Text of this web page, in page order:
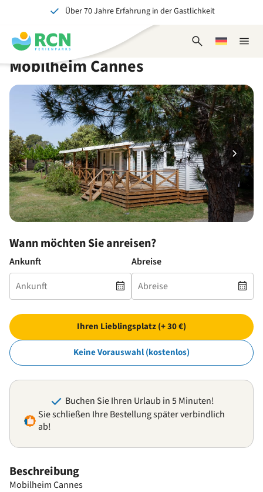
springen
springen
springen
springen
Über 70 Jahre Erfahrung in der Gastlichkeit
Ein tolles Erlebnis für Jung und Alt
Suchformular
Wählen
Mobilheim Cannes
Beschreibung
Mobilheim Cannes
Wann möchten Sie anreisen?
Ankunft Abreise
Ihren Lieblingsplatz (+ 30 €)
Keine Vorauswahl (kostenlos)
Buchen Sie Ihren Urlaub in 5 Minuten!
Sie schließen Ihre Bestellung später verbindlich
ab!